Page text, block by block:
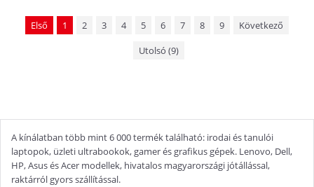
Első 1 2 3 4 5 6 7 8 9
Következő
Utolsó (9)
A kínálatban több mint 6 000 termék található: irodai és tanulói
laptopok, üzleti ultrabookok, gamer és grafikus gépek. Lenovo, Dell,
HP, Asus és Acer modellek, hivatalos magyarországi jótállással,
raktárról gyors szállítással.